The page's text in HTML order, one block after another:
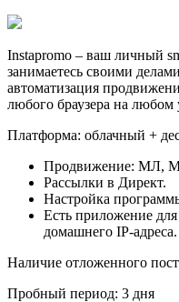
Instapromo – ваш личный
занимаетесь своими
автоматизация
любого браузера на любом
Платформа: облачный +
Продвижение: МЛ,
Рассылки в Директ.
Настройка
Есть приложение
домашнего IP-адреса.
Наличие отложенного
Пробный период: 3 дня